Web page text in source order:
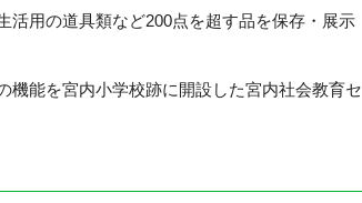
用の道具類など200点を超す品を保存・展示
能を宮内小学校跡に開設した宮内社会教育セ